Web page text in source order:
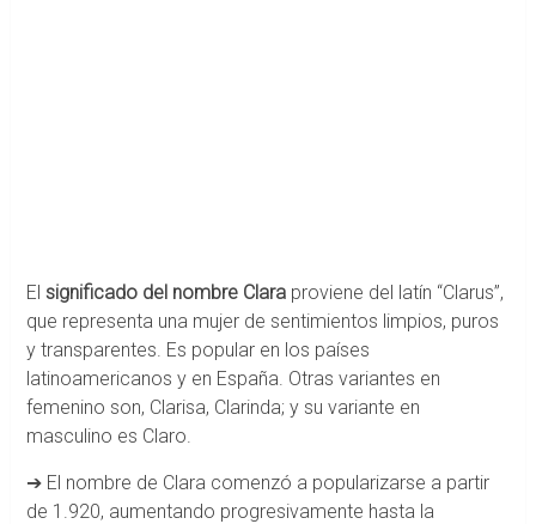
El significado del nombre Claraproviene del latín “Clarus”,
que representa una mujer de sentimientos limpios, puros
y transparentes. Es popular en los países
latinoamericanos y en España. Otras variantes en
femenino son, Clarisa, Clarinda; y su variante en
masculino es Claro.
➔ El nombre de Clara comenzó a popularizarse a partir
de 1.920, aumentando progresivamente hasta la